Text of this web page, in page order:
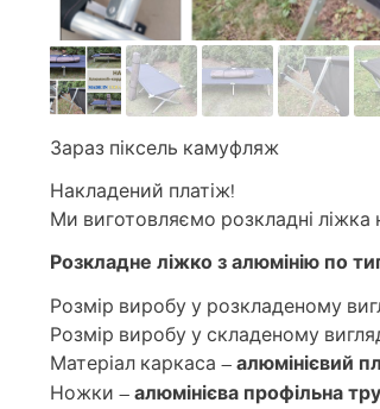
Зараз піксель камуфляж
Накладений платіж!
Ми виготовляємо розкладні
Розкладне ліжко з алюмінію по
Розмір виробу у розкладеному
Розмір виробу у складеному
Матеріал каркаса –алюмінієвий
Ножки –алюмінієва профільна